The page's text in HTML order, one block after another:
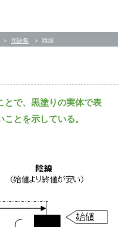
用語集 陰線
で、黒塗りの実体で表
とを示している。